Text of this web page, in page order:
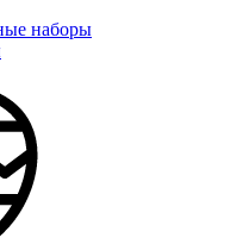
наборы